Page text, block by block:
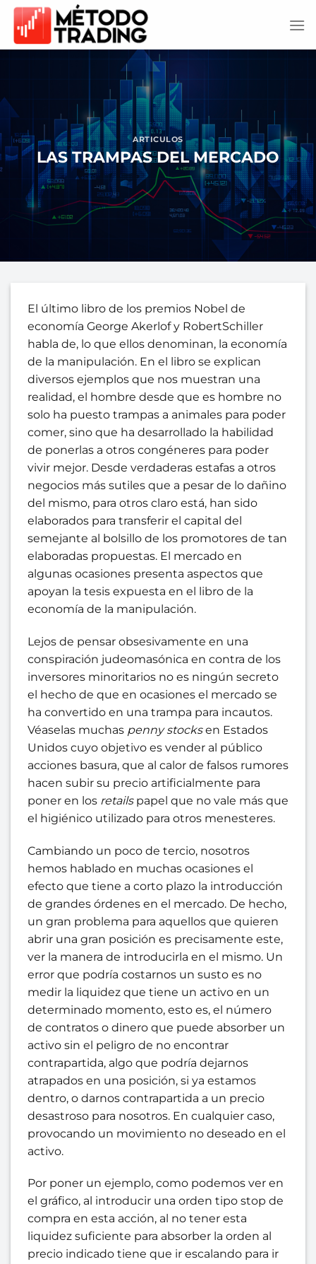
Saltar
contenido
ARTICULOS
LAS TRAMPAS DEL MERCADO
El último libro de los premios Nobel de
economía George Akerlof y RobertSchiller
habla de, lo que ellos denominan, la economía
de la manipulación. En el libro se explican
diversos ejemplos que nos muestran una
realidad, el hombre desde que es hombre no
solo ha puesto trampas a animales para poder
comer, sino que ha desarrollado la habilidad
de ponerlas a otros congéneres para poder
vivir mejor. Desde verdaderas estafas a otros
negocios más sutiles que a pesar de lo dañino
del mismo, para otros claro está, han sido
elaborados para transferir el capital del
semejante al bolsillo de los promotores de tan
elaboradas propuestas. El mercado en
algunas ocasiones presenta aspectos que
apoyan la tesis expuesta en el libro de la
economía de la manipulación.
Lejos de pensar obsesivamente en una
conspiración judeomasónica en contra de los
inversores minoritarios no es ningún secreto
el hecho de que en ocasiones el mercado se
ha convertido en una trampa para incautos.
Véaselas muchas penny stocksen Estados
Unidos cuyo objetivo es vender al público
acciones basura, que al calor de falsos rumores
hacen subir su precio artificialmente para
poner en los retailspapel que no vale más que
el higiénico utilizado para otros menesteres.
Cambiando un poco de tercio, nosotros
hemos hablado en muchas ocasiones el
efecto que tiene a corto plazo la introducción
de grandes órdenes en el mercado. De hecho,
un gran problema para aquellos que quieren
abrir una gran posición es precisamente este,
ver la manera de introducirla en el mismo. Un
error que podría costarnos un susto es no
medir la liquidez que tiene un activo en un
determinado momento, esto es, el número
de contratos o dinero que puede absorber un
activo sin el peligro de no encontrar
contrapartida, algo que podría dejarnos
atrapados en una posición, si ya estamos
dentro, o darnos contrapartida a un precio
desastroso para nosotros. En cualquier caso,
provocando un movimiento no deseado en el
activo.
Por poner un ejemplo, como podemos ver en
el gráfico, al introducir una orden tipo stop de
compra en esta acción, al no tener esta
liquidez suficiente para absorber la orden al
precio indicado tiene que ir escalando para ir